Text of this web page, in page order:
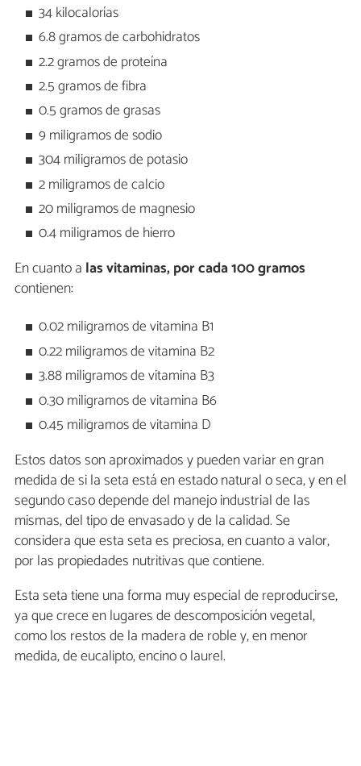
34 kilocalorías
6.8 gramos de carbohidratos
2.2 gramos de proteína
2.5 gramos de fibra
0.5 gramos de grasas
9 miligramos de sodio
304 miligramos de potasio
2 miligramos de calcio
20 miligramos de magnesio
0.4 miligramos de hierro
En cuanto a las vitaminas, por cada 100 gramos
contienen:
0.02 miligramos de vitamina B1
0.22 miligramos de vitamina B2
3.88 miligramos de vitamina B3
0.30 miligramos de vitamina B6
0.45 miligramos de vitamina D
Estos datos son aproximados y pueden variar en gran
medida de si la seta está en estado natural o seca, y en el
segundo caso depende del manejo industrial de las
mismas, del tipo de envasado y de la calidad. Se
considera que esta seta es preciosa, en cuanto a valor,
por las propiedades nutritivas que contiene.
Esta seta tiene una forma muy especial de reproducirse,
ya que crece en lugares de descomposición vegetal,
como los restos de la madera de roble y, en menor
medida, de eucalipto, encino o laurel.